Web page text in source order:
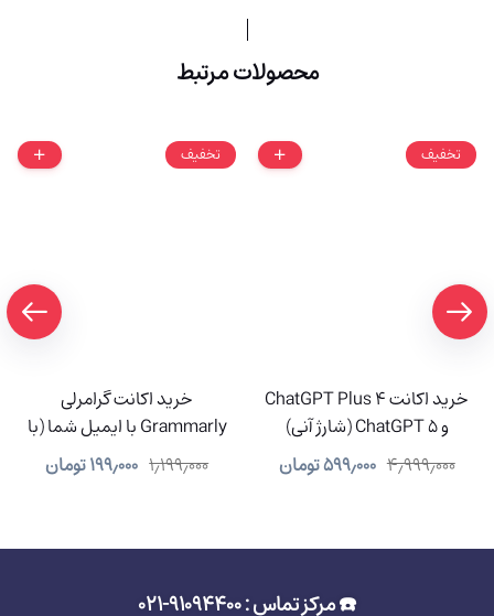
محصولات مرتبط
تخفیف
خرید اکانت ChatGPT Plus 4
و ChatGPT 5 (شارژ آنی)
۴٫۹۹۹٫۰۰۰ ۵۹۹٫۰۰۰تومان
تخفیف
خرید اکانت گرامرلی
Grammarly با ایمیل شما (با
91% تخفیف)
۱٫۱۹۹٫۰۰۰ ۱۹۹٫۰۰۰تومان
☎️ مرکز تماس : 91094400-021